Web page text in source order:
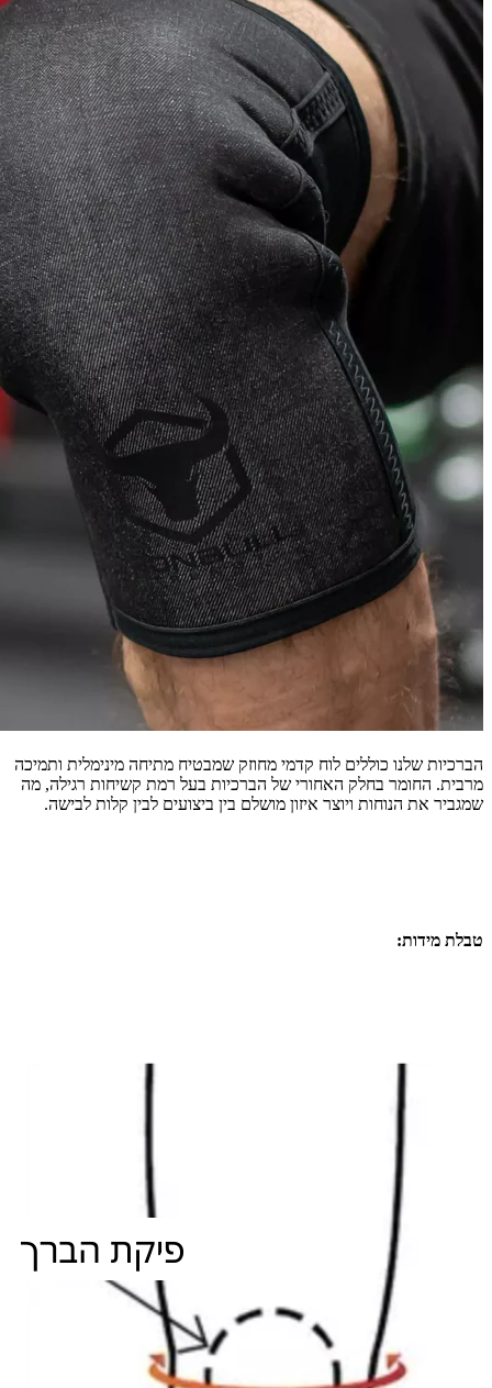
הברכיות שלנו כוללים לוח קדמי מחוזק שמבטיח מתיחה מינימלית ותמיכה
מרבית. החומר בחלק האחורי של הברכיות בעל רמת קשיחות רגילה, מה
שמגביר את הנוחות ויוצר איזון מושלם בין ביצועים לבין קלות לבישה.
טבלת מידות: